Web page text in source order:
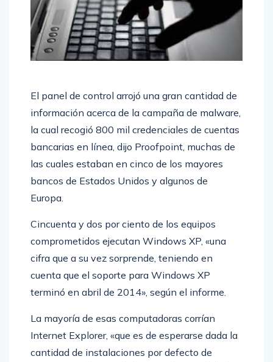
El panel de control arrojó una gran cantidad de
información acerca de la campaña de malware,
la cual recogió 800 mil credenciales de cuentas
bancarias en línea, dijo Proofpoint, muchas de
las cuales estaban en cinco de los mayores
bancos de Estados Unidos y algunos de
Europa.
Cincuenta y dos por ciento de los equipos
comprometidos ejecutan Windows XP, «una
cifra que a su vez sorprende, teniendo en
cuenta que el soporte para Windows XP
terminó en abril de 2014», según el informe.
La mayoría de esas computadoras corrían
Internet Explorer, «que es de esperarse dada la
cantidad de instalaciones por defecto de